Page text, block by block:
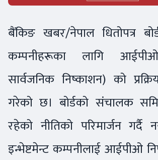
बैंकिङ खबर/नेपाल धितोपत्र
कम्पनीहरूका लागि आईपीओ
सार्वजनिक निष्काशन) को
गरेको छ। बोर्डको संचालक
रहेको नीतिको परिमार्जन गर्दै
इन्भेष्टमेन्ट कम्पनीलाई आईपीओ